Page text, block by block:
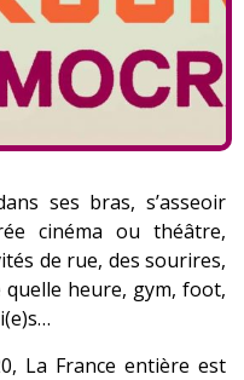
ses bras, s’asseoir
cinéma ou théâtre,
de rue, des sourires,
heure, gym, foot,
La France entière est